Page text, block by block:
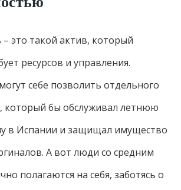
это такой актив, который
ресурсов и управления.
себе позволить отдельного
который бы обслуживал летнюю
в Испании и защищал имущество
А вот люди со средним
полагаются на себя, заботясь о